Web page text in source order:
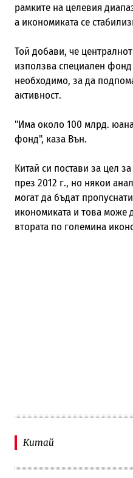
рамките на целевия
а икономиката се
Той добави, че
използва специален
необходимо, за да
активност.
"Има около 100 млрд.
фонд", каза Вън.
Китай си постави за цел
през 2012 г., но някои
могат да бъдат
икономиката и това може
втората по големина
Китай